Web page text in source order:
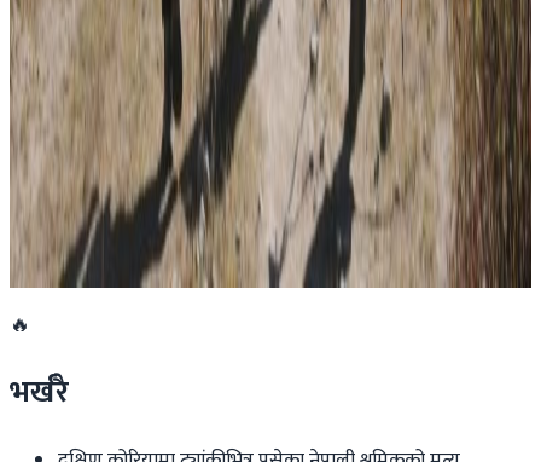
२०२६ जुलाई २९
बुद्ध एयरले भित्र्यायो नयाँ एटीआर-७२-६०० विमान
२०२६ जुलाई २९
नेपालमा महिला विदेशी पर्यटकको आकर्षण बढ्दो
२०२६ जुलाई २७
🔥
भर्खरै